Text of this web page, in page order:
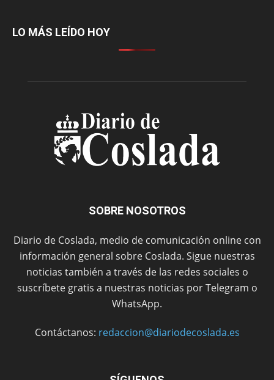
LO MÁS LEÍDO HOY
SOBRE NOSOTROS
Diario de Coslada, medio de comunicación online con
información general sobre Coslada. Sigue nuestras
noticias también a través de las redes sociales o
suscríbete gratis a nuestras noticias por Telegram o
WhatsApp.
Contáctanos: redaccion@diariodecoslada.es